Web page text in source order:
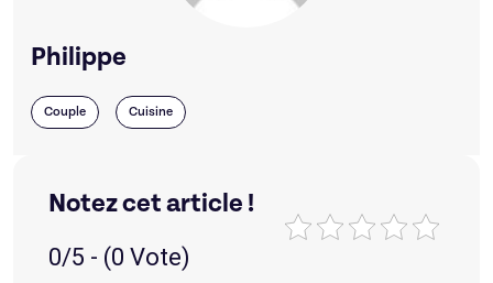
Philippe
Couple Cuisine
Notez cet article !
0/5 - (0 Vote)